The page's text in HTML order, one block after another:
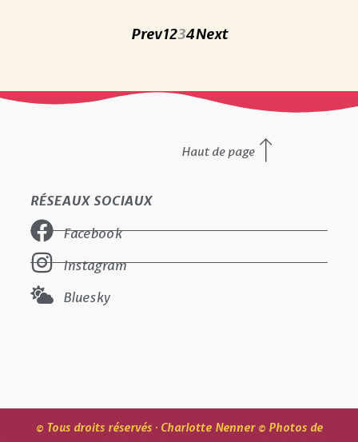
Prev1234Next
RÉSEAUX SOCIAUX
Facebook
Instagram
Bluesky
Haut de page
© Tous droits réservés · Charlotte Nenner © Photos de